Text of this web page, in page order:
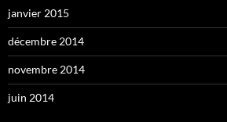
janvier 2015
décembre 2014
novembre 2014
juin 2014